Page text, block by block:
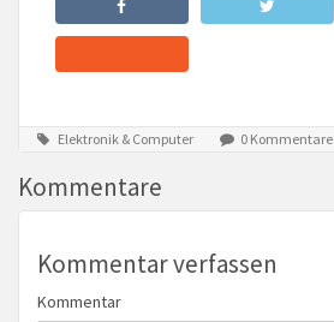
Elektronik & Computer 0 Kommentare
Kommentare
Kommentar verfassen
Kommentar